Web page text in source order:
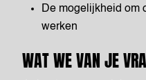
De mogelijkheid om
werken
WAT WE VAN JE